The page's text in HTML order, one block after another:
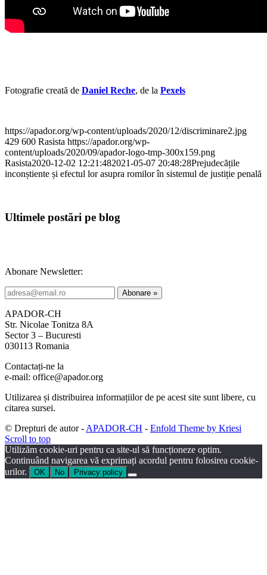
Fotografie creată de Daniel Reche, de la Pexels
https://apador.org/wp-content/uploads/2020/12/discriminare2.jpg
429 600 Rasista https://apador.org/wp-
content/uploads/2020/09/apador-logo-tmp-300x159.png
Rasista2020-12-02 12:21:482021-05-07 20:48:28Prejudecățile
inconștiente și efectul lor asupra romilor în sistemul de justiție penală
Ultimele postări pe blog
Abonare Newsletter:
APADOR-CH
Str. Nicolae Tonitza 8A
Sector 3 – Bucuresti
030113 Romania
Contactați-ne la
e-mail: office@apador.org
Utilizarea și distribuirea informațiilor de pe acest site sunt libere, cu
citarea sursei.
© Drepturi de autor - APADOR-CH - Enfold Theme by Kriesi
Scroll to top
Utilizăm cookie-uri pentru ca site-ul să funcționeze optim.
Continuând navigarea vă exprimați acordul pentru folosirea cookie-
urilor.
OK No Privacy policy